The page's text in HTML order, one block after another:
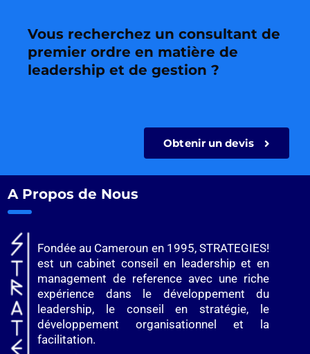
Vous recherchez un consultant de
premier ordre en matière de
leadership et de gestion ?
Obtenir un devis
A Propos de Nous
Fondée au Cameroun en 1995, STRATEGIES!
est un cabinet conseil en leadership et en
management de reference avec une riche
expérience dans le développement du
leadership, le conseil en stratégie, le
développement organisationnel et la
facilitation.